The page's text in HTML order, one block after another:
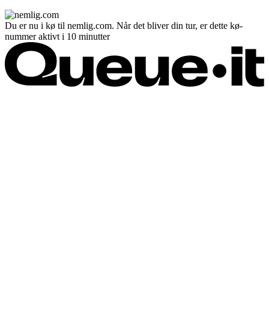
Du er nu i kø til nemlig.com. Når det bliver din tur, er dette kø-
nummer aktivt i 10 minutter